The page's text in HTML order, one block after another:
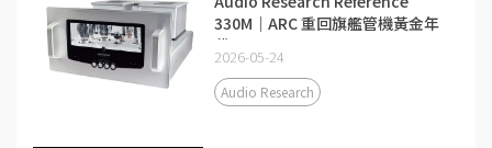
330M｜ARC 重回旗艦管機黃金年
代
2026-05-24
Audio Research